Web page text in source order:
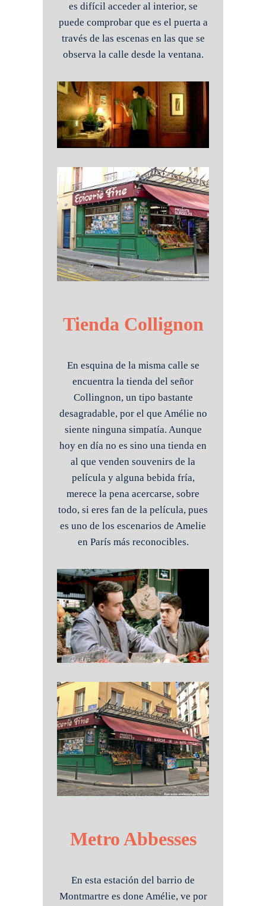
es difícil acceder al interior, se
puede comprobar que es el puerta a
través de las escenas en las que se
observa la calle desde la ventana.
Tienda Collignon
En esquina de la misma calle se
encuentra la tienda del señor
Collingnon, un tipo bastante
desagradable, por el que Amélie no
siente ninguna simpatía. Aunque
hoy en día no es sino una tienda en
al que venden souvenirs de la
película y alguna bebida fría,
merece la pena acercarse, sobre
todo, si eres fan de la película, pues
es uno de los escenarios de Amelie
en París más reconocibles.
Metro Abbesses
En esta estación del barrio de
Montmartre es done Amélie, ve por